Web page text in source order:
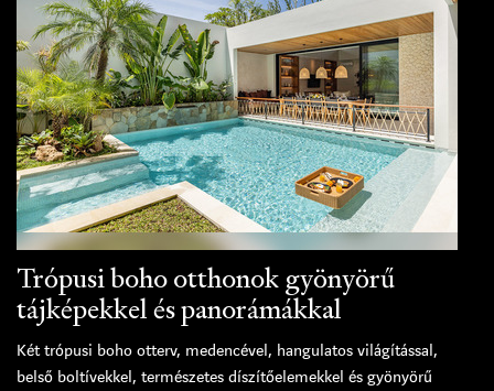
Trópusi boho otthonok gyönyörű
tájképekkel és panorámákkal
Két trópusi boho otterv, medencével, hangulatos világítással,
belső boltívekkel, természetes díszítőelemekkel és gyönyörű